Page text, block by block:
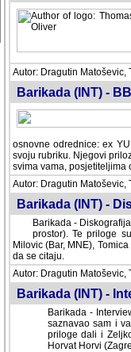
Autor: Dragutin Matoševic,
Barikada (INT) -
odrednice: ex YU prostor,
Njegovi prilozi su jedan
posjetiteljima ovog web
Autor: Dragutin Matoševic,
Barikada (INT) -
Barikada -
prostor). Te priloge su
(Bar, MNE), Tomica
citaju.
Autor: Dragutin Matoševic,
Barikada (INT) -
Barikada -
saznavao sam i
priloge dali i
Horvat Horvi